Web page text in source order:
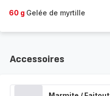
60 g Gelée de myrtille
Accessoires